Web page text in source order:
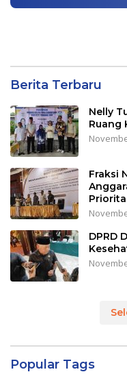
Berita Terbaru
Nelly
Ruang
Fraksi
DPRD
Popular Tags